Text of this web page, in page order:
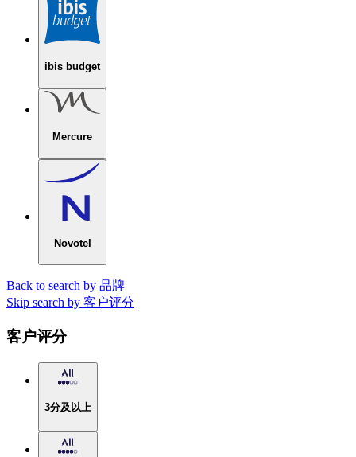
ibis budget
Mercure
Novotel
Back to search by 品牌
Skip search by 客户评分
客户评分
3分及以上